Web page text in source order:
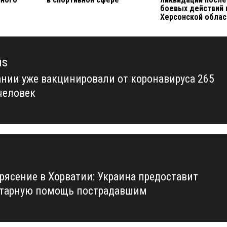
боевых действий
Херсонской
уже вакцинировали от коронавируса 265
в Хорватии: Украина предоставит
помощь пострадавшим